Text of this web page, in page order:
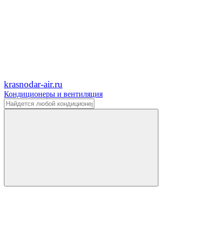
krasnodar-air.ru
Кондиционеры и вентиляция